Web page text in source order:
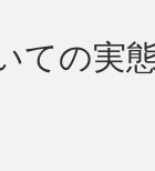
ての実